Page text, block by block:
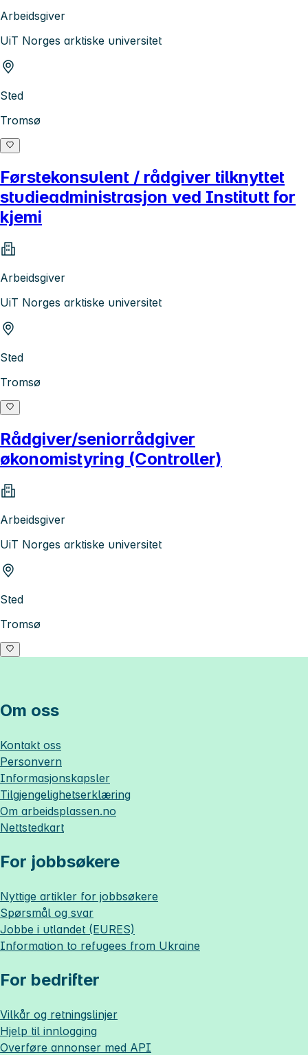
Arbeidsgiver
UiT Norges arktiske universitet
Sted
Tromsø
Førstekonsulent / rådgiver tilknyttet
studieadministrasjon ved Institutt for
kjemi
Arbeidsgiver
UiT Norges arktiske universitet
Sted
Tromsø
Rådgiver/seniorrådgiver
økonomistyring (Controller)
Arbeidsgiver
UiT Norges arktiske universitet
Sted
Tromsø
Om oss
Kontakt oss
Personvern
Informasjonskapsler
Tilgjengelighetserklæring
Om arbeidsplassen.no
Nettstedkart
For jobbsøkere
Nyttige artikler for jobbsøkere
Spørsmål og svar
Jobbe i utlandet (EURES)
Information to refugees from Ukraine
For bedrifter
Vilkår og retningslinjer
Hjelp til innlogging
Overføre annonser med API